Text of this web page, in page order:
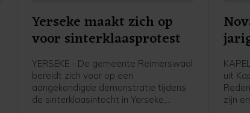
Yerseke maakt zich op
voor sinterklaasprotest
YERSEKE - De gemeente Reimerswaal
bereidt zich voor op een
aangekondigde demonstratie tijdens
de sinterklaasintocht in Yerseke,
uit
zijn